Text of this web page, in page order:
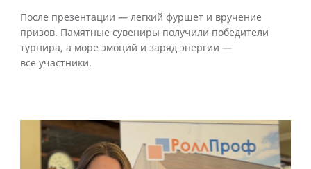
После презентации — легкий фуршет и вручение
призов. Памятные сувениры получили победители
турнира, а море эмоций и заряд энергии —
все участники.